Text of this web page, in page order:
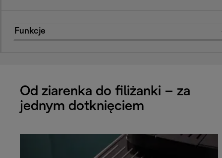
Funkcje
Od ziarenka do filiżanki – za
jednym dotknięciem